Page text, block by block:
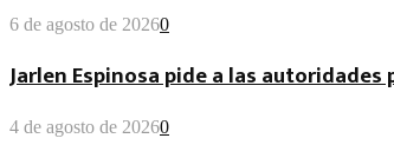
6 de agosto de 20260
Jarlen Espinosa pide a las
4 de agosto de 20260